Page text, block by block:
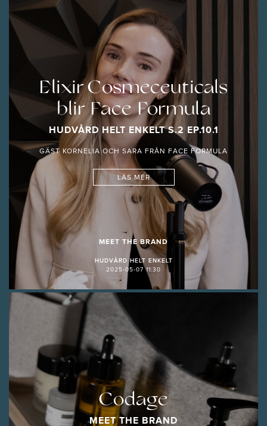
Elixir Cosmeceuticals
blir Face Formula
HUDVÅRD HELT ENKELT S.2 EP.10.1
GÄST KORNELIA OCH SARA FRÅN FACE FORMULA
LÄS MER
MEET THE BRAND
HUDVÅRD HELT ENKELT
2025-05-07 11:30
Codage
MEET THE BRAND